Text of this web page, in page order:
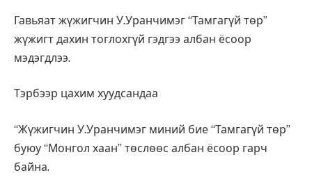
Гавьяат жүжигчин У.Уранчимэг “Тамгагүй төр”
жүжигт дахин тоглохгүй гэдгээ албан ёсоор
мэдэгдлээ.
Тэрбээр цахим хуудсандаа
“Жүжигчин У.Уранчимэг миний бие “Тамгагүй төр”
буюу “Монгол хаан” төслөөс албан ёсоор гарч
байна.